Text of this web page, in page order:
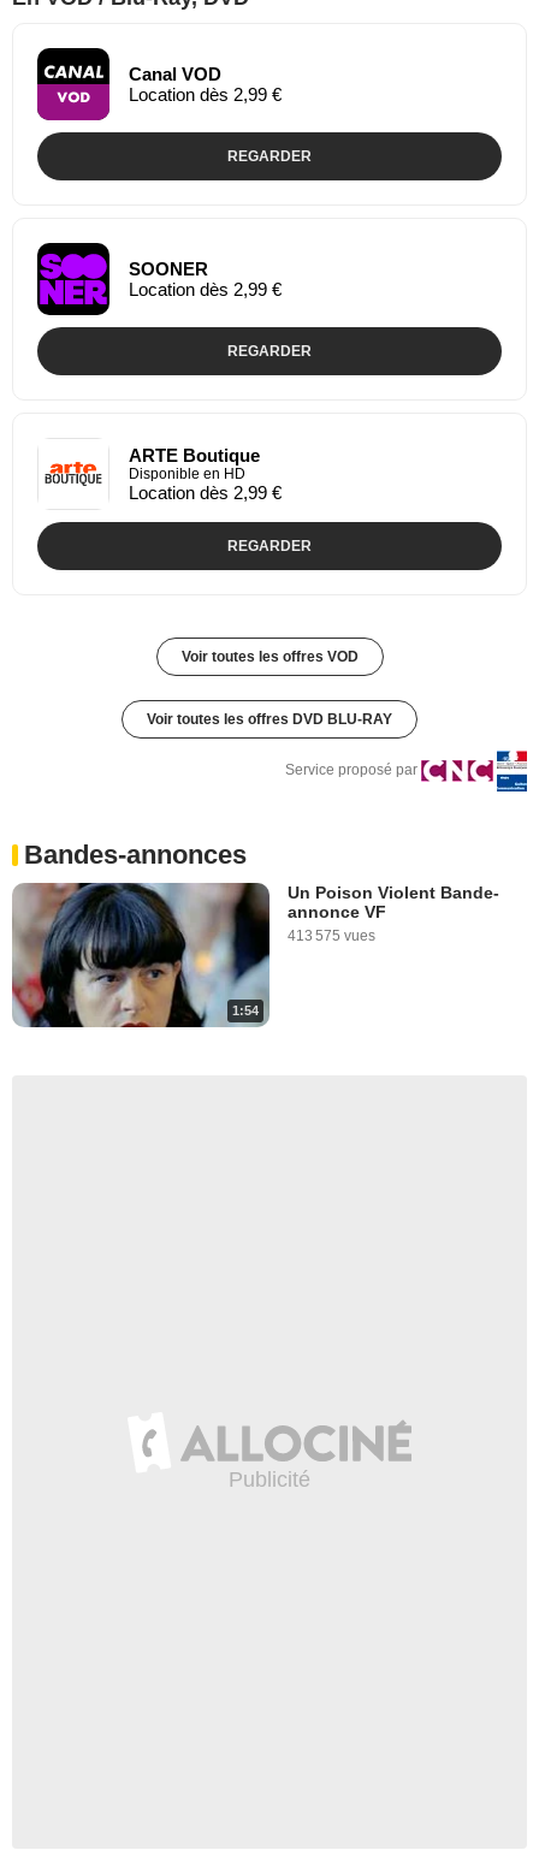
Canal VOD
Location dès 2,99 €
REGARDER
SOONER
Location dès 2,99 €
REGARDER
ARTE Boutique
Disponible en HD
Location dès 2,99 €
REGARDER
Voir toutes les offres VOD
Voir toutes les offres DVD BLU-RAY
Service proposé par
Bandes-annonces
1:54
Un Poison Violent Bande-
annonce VF
413 575 vues